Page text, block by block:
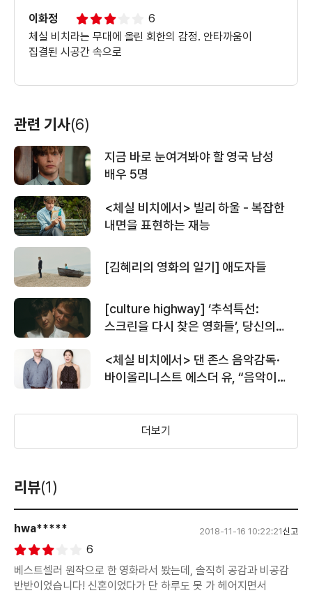
이화정
6
체실 비치라는 무대에 올린 회한의 감정. 안타까움이
집결된 시공간 속으로
관련 기사(6)
지금 바로 눈여겨봐야 할 영국 남성
배우 5명
<체실 비치에서> 빌리 하울 - 복잡한
내면을 표현하는 재능
[김혜리의 영화의 일기] 애도자들
[culture highway] ‘추석특선:
스크린을 다시 찾은 영화들’, 당신의
<체실 비치에서> 댄 존스 음악감독·
바이올리니스트 에스더 유, “음악이
더보기
리뷰(1)
hwa***** 2018-11-16 10:22:21신고
6
베스트셀러 원작으로 한 영화라서 봤는데, 솔직히 공감과 비공감
반반이었습니다! 신혼이었다가 단 하루도 못 가 헤어지면서